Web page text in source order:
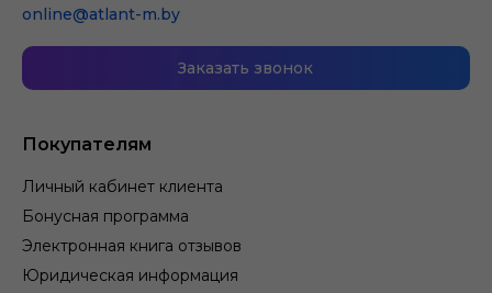
Покупателям
Личный кабинет клиента
Бонусная программа
Электронная книга отзывов
Юридическая информация
online@atlant-m.by
Заказать звонок